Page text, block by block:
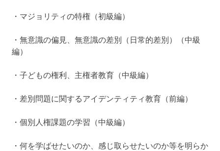
・マジョリティの特権（初級編）
・無意識の偏見、無意識の差別（日常的差別）（中級
編）
・子どもの権利、主権者教育（中級編）
・差別問題に関するアイデンティティ教育（前編）
・個別人権課題の学習（中級編）
・何を学ばせたいのか、感じ取らせたいのか等を明らか